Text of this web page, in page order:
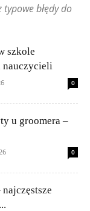
Peugeotbłędy do
szkole
nauczycieli
0
u groomera –
0